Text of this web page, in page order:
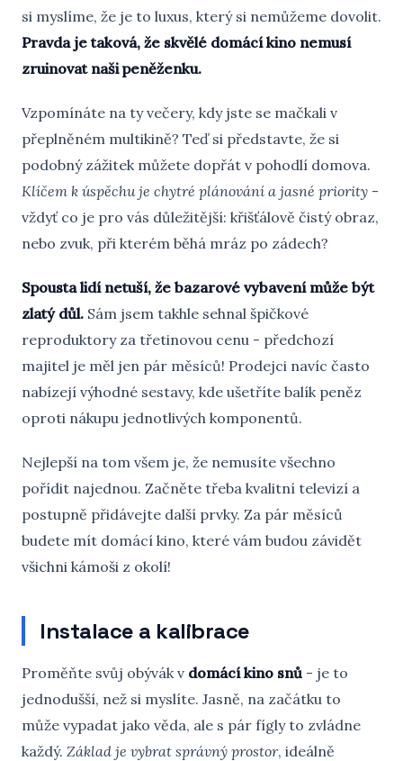
si myslíme, že je to luxus, který si nemůžeme dovolit.
Pravda je taková, že skvělé domácí kino nemusí
zruinovat naši peněženku.
Vzpomínáte na ty večery, kdy jste se mačkali v
přeplněném multikině? Teď si představte, že si
podobný zážitek můžete dopřát v pohodlí domova.
Klíčem k úspěchu je chytré plánování a jasné priority -
vždyť co je pro vás důležitější: křišťálově čistý obraz,
nebo zvuk, při kterém běhá mráz po zádech?
Spousta lidí netuší, že bazarové vybavení může být
zlatý důl. Sám jsem takhle sehnal špičkové
reproduktory za třetinovou cenu - předchozí
majitel je měl jen pár měsíců! Prodejci navíc často
nabízejí výhodné sestavy, kde ušetříte balík peněz
oproti nákupu jednotlivých komponentů.
Nejlepší na tom všem je, že nemusíte všechno
pořídit najednou. Začněte třeba kvalitní televizí a
postupně přidávejte další prvky. Za pár měsíců
budete mít domácí kino, které vám budou závidět
všichni kámoši z okolí!
Instalace a kalibrace
Proměňte svůj obývák v domácí kino snů - je to
jednodušší, než si myslíte. Jasně, na začátku to
může vypadat jako věda, ale s pár fígly to zvládne
každý. Základ je vybrat správný prostor, ideálně